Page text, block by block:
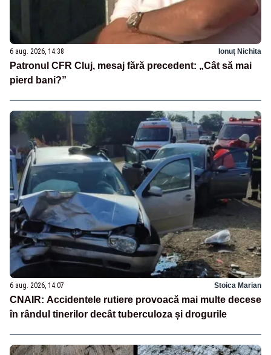
6 aug. 2026, 14:38 Ionuț Nichita
Patronul CFR Cluj, mesaj fără precedent: „Cât să mai
pierd bani?”
6 aug. 2026, 14:07 Stoica Marian
CNAIR: Accidentele rutiere provoacă mai multe decese
în rândul tinerilor decât tuberculoza și drogurile